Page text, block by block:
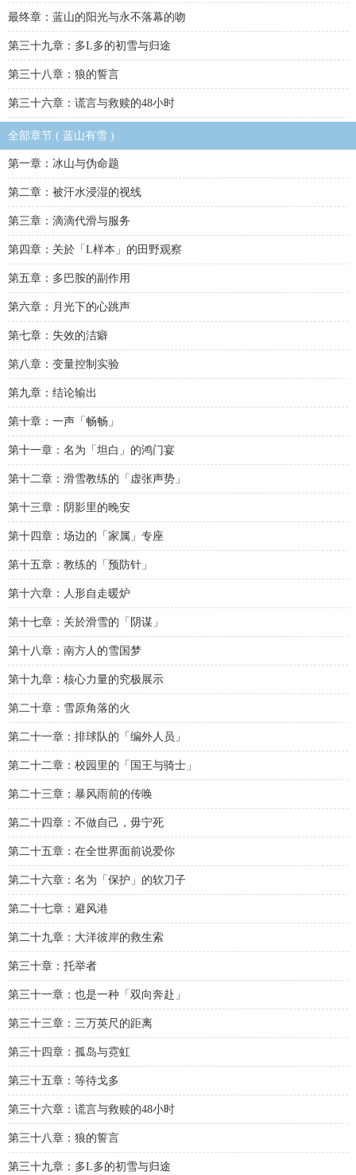
最终章：蓝山的阳光与永不落幕的吻
第三十九章：多L多的初雪与归途
第三十八章：狼的誓言
第三十六章：谎言与救赎的48小时
全部章节 ( 蓝山有雪 )
第一章：冰山与伪命题
第二章：被汗水浸湿的视线
第三章：滴滴代滑与服务
第四章：关於「L样本」的田野观察
第五章：多巴胺的副作用
第六章：月光下的心跳声
第七章：失效的洁癖
第八章：变量控制实验
第九章：结论输出
第十章：一声「畅畅」
第十一章：名为「坦白」的鸿门宴
第十二章：滑雪教练的「虚张声势」
第十三章：阴影里的晚安
第十四章：场边的「家属」专座
第十五章：教练的「预防针」
第十六章：人形自走暖炉
第十七章：关於滑雪的「阴谋」
第十八章：南方人的雪国梦
第十九章：核心力量的究极展示
第二十章：雪原角落的火
第二十一章：排球队的「编外人员」
第二十二章：校园里的「国王与骑士」
第二十三章：暴风雨前的传唤
第二十四章：不做自己，毋宁死
第二十五章：在全世界面前说爱你
第二十六章：名为「保护」的软刀子
第二十七章：避风港
第二十九章：大洋彼岸的救生索
第三十章：托举者
第三十一章：也是一种「双向奔赴」
第三十三章：三万英尺的距离
第三十四章：孤岛与霓虹
第三十五章：等待戈多
第三十六章：谎言与救赎的48小时
第三十八章：狼的誓言
第三十九章：多L多的初雪与归途